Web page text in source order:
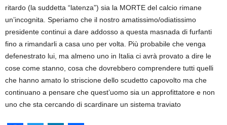
ritardo (la suddetta “latenza”) sia la MORTE del calcio rimane
un’incognita. Speriamo che il nostro amatissimo/odiatissimo
presidente continui a dare addosso a questa masnada di furfanti
fino a rimandarli a casa uno per volta. Più probabile che venga
defenestrato lui, ma almeno uno in Italia ci avrà provato a dire le
cose come stanno, cosa che dovrebbero comprendere tutti quelli
che hanno amato lo striscione dello scudetto capovolto ma che
continuano a pensare che quest’uomo sia un approfittatore e non
uno che sta cercando di scardinare un sistema traviato